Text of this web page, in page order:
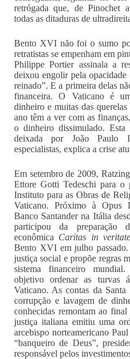
retrógada que, de Pinochet
todas as ditaduras de
Bento XVI não foi o sumo
retratistas se empenham em
Philippe Portier assinala a
deixou engolir pela opacidade
reinado”. E a primeira delas
financeira. O Vaticano é
dinheiro e muitas das
ano têm a ver com as
o dinheiro dissimulado. Esta
deixada por João Paulo
especialistas, explica a crise
Em setembro de 2009,
Ettore Gotti Tedeschi para o
Instituto para as Obras de
Vaticano. Próximo à Opus
Banco Santander na Itália
participou da preparação
econômica Caritas in veritate
Bento XVI em julho
justiça social e propõe regras
sistema financeiro
objetivo ordenar as turvas
Vaticano. As contas da
corrupção e lavagem de
conhecidas remontam ao
justiça italiana emitiu uma
arcebispo norteamericano
“banqueiro de Deus”,
responsável pelos